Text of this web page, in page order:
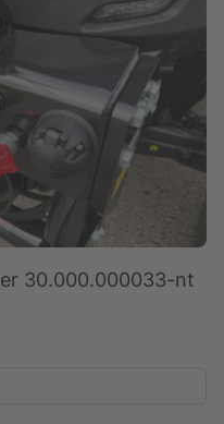
30.000.000033-nt